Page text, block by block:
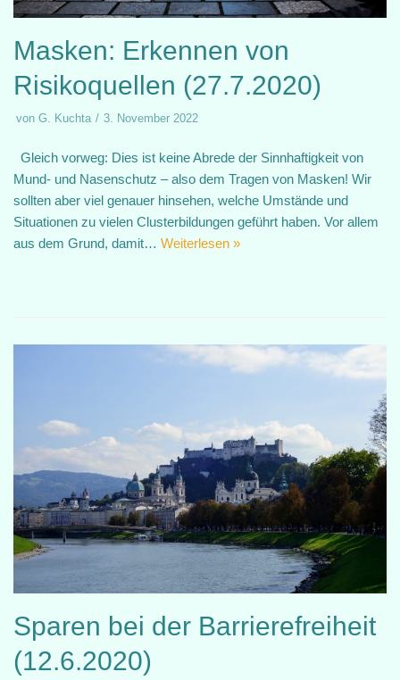
Masken: Erkennen von
Risikoquellen (27.7.2020)
von G. Kuchta 3. November 2022
Gleich vorweg: Dies ist keine Abrede der Sinnhaftigkeit von
Mund- und Nasenschutz – also dem Tragen von Masken! Wir
sollten aber viel genauer hinsehen, welche Umstände und
Situationen zu vielen Clusterbildungen geführt haben. Vor allem
aus dem Grund, damit… Weiterlesen »
Sparen bei der Barrierefreiheit
(12.6.2020)